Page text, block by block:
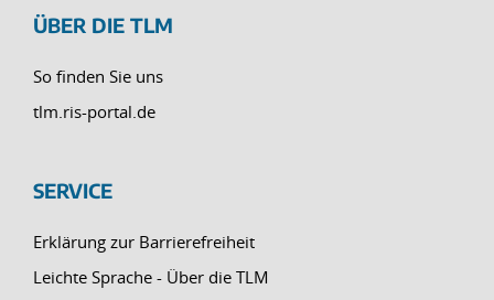
ÜBER DIE TLM
So finden Sie uns
tlm.ris-portal.de
SERVICE
Erklärung zur Barrierefreiheit
Leichte Sprache - Über die TLM